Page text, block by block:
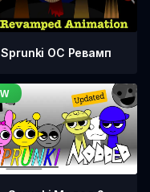
Sprunki OC Ревамп